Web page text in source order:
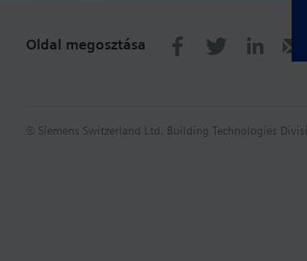
Oldal megosztása
© Siemens Switzerland Ltd. Building Technologies